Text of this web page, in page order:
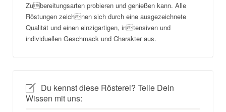
Zubereitungsarten probieren und genießen kann. Alle
Röstungen zeichnen sich durch eine ausgezeichnete
Qualität und einen einzigartigen, intensiven und
individuellen Geschmack und Charakter aus.
Du kennst diese Rösterei? Teile Dein
Wissen mit uns: